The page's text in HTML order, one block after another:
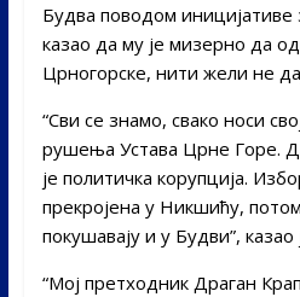
Будва поводом иницијативе
казао да му је мизерно да
Црногорске, нити жели не
“Сви се знамо, свако носи
рушења Устава Црне Горе.
је политичка корупција.
прекројена у Никшићу,
покушавају и у Будви”,
“Мој претходник Драган